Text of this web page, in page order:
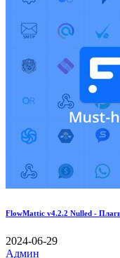
FlowMattic v4.2.2 Nulled -
2024-06-29
Админ